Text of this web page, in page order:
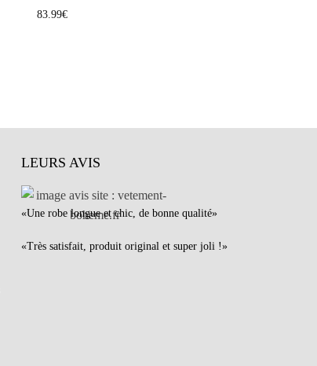
83.99€
LEURS AVIS
«Une robe longue et chic, de bonne qualité»
«Très satisfait, produit original et super joli !»